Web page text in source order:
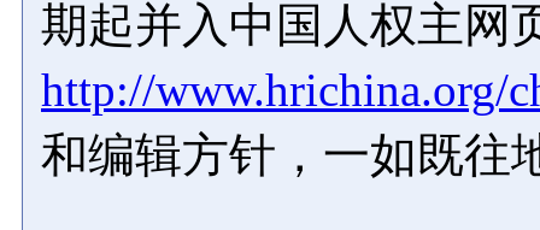
期起并入中国人权主网
http://www.hrichina.org/
和编辑方针，一如既往